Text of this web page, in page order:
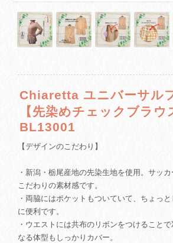
Chiaretta ユニバーサル
【先染めチェックブラウ
BL13001
【デザインのこだわり】
・新潟・栃尾産地の先染生地を使用。サッ
こだわりの素材感です。
・両脇にはポケットもついていて、ちょっ
に便利です。
・ウエストには共布のリボンをつけること
なる体型もしっかりカバー。